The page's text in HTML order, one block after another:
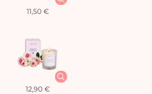
11,50 €
12,90 €